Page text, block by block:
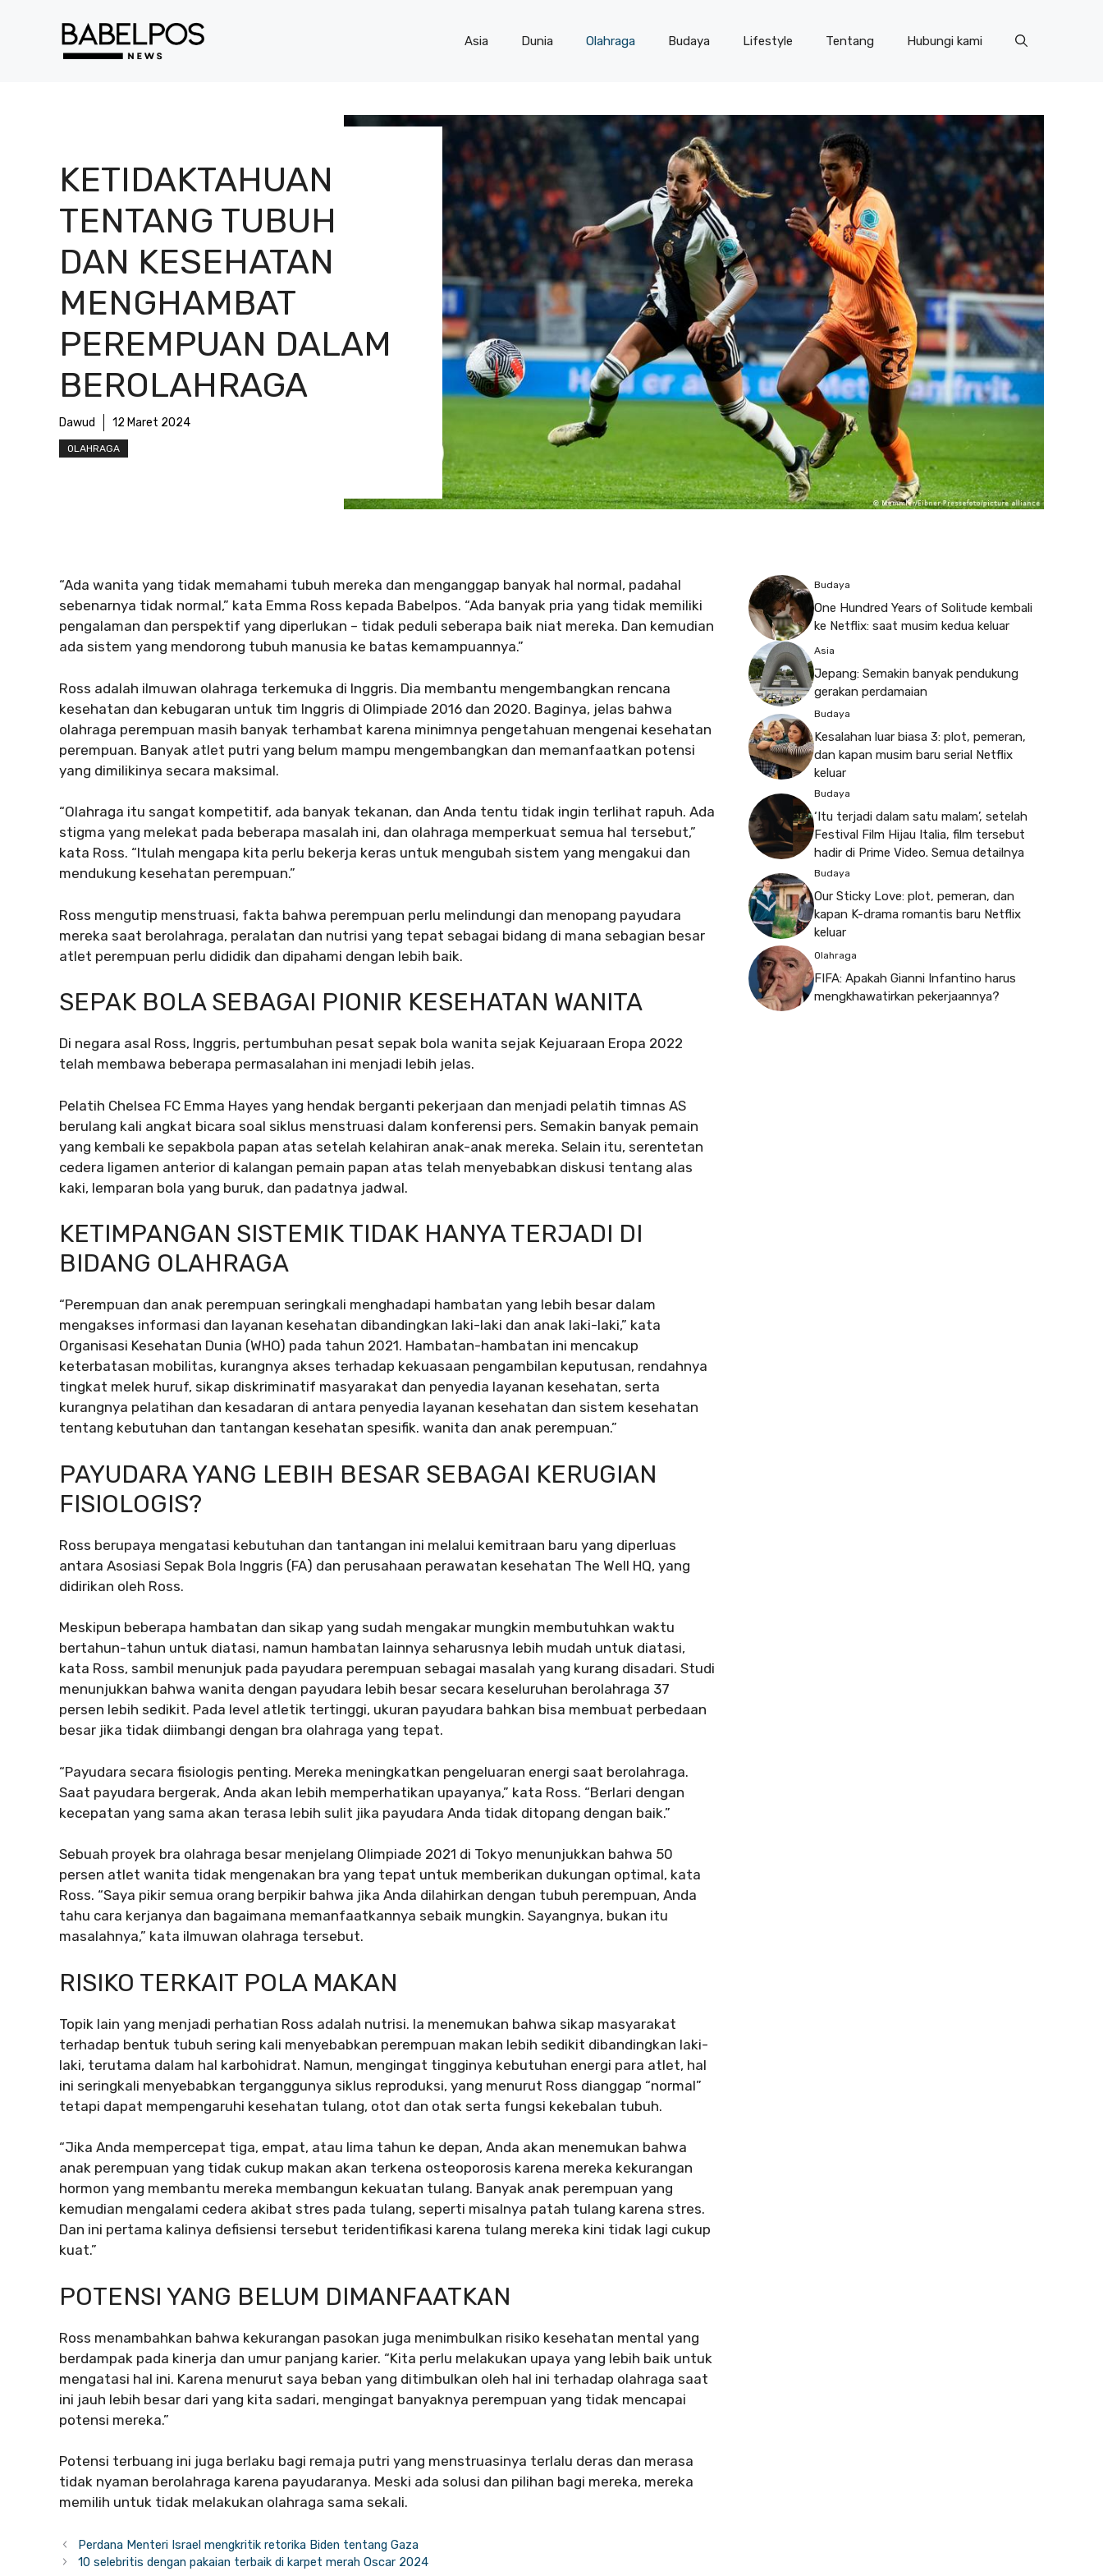
Asia Dunia Olahraga Budaya Lifestyle Tentang Hubungi kami
KETIDAKTAHUAN
TENTANG TUBUH
DAN KESEHATAN
MENGHAMBAT
PEREMPUAN DALAM
BEROLAHRAGA
Dawud 12 Maret 2024
OLAHRAGA
“Ada wanita yang tidak memahami tubuh mereka dan menganggap banyak hal normal, padahal
sebenarnya tidak normal,” kata Emma Ross kepada Babelpos. “Ada banyak pria yang tidak memiliki
pengalaman dan perspektif yang diperlukan – tidak peduli seberapa baik niat mereka. Dan kemudian
ada sistem yang mendorong tubuh manusia ke batas kemampuannya.”
Ross adalah ilmuwan olahraga terkemuka di Inggris. Dia membantu mengembangkan rencana
kesehatan dan kebugaran untuk tim Inggris di Olimpiade 2016 dan 2020. Baginya, jelas bahwa
olahraga perempuan masih banyak terhambat karena minimnya pengetahuan mengenai kesehatan
perempuan. Banyak atlet putri yang belum mampu mengembangkan dan memanfaatkan potensi
yang dimilikinya secara maksimal.
“Olahraga itu sangat kompetitif, ada banyak tekanan, dan Anda tentu tidak ingin terlihat rapuh. Ada
stigma yang melekat pada beberapa masalah ini, dan olahraga memperkuat semua hal tersebut,”
kata Ross. “Itulah mengapa kita perlu bekerja keras untuk mengubah sistem yang mengakui dan
mendukung kesehatan perempuan.”
Ross mengutip menstruasi, fakta bahwa perempuan perlu melindungi dan menopang payudara
mereka saat berolahraga, peralatan dan nutrisi yang tepat sebagai bidang di mana sebagian besar
atlet perempuan perlu dididik dan dipahami dengan lebih baik.
SEPAK BOLA SEBAGAI PIONIR KESEHATAN WANITA
Di negara asal Ross, Inggris, pertumbuhan pesat sepak bola wanita sejak Kejuaraan Eropa 2022
telah membawa beberapa permasalahan ini menjadi lebih jelas.
Pelatih Chelsea FC Emma Hayes yang hendak berganti pekerjaan dan menjadi pelatih timnas AS
berulang kali angkat bicara soal siklus menstruasi dalam konferensi pers. Semakin banyak pemain
yang kembali ke sepakbola papan atas setelah kelahiran anak-anak mereka. Selain itu, serentetan
cedera ligamen anterior di kalangan pemain papan atas telah menyebabkan diskusi tentang alas
kaki, lemparan bola yang buruk, dan padatnya jadwal.
KETIMPANGAN SISTEMIK TIDAK HANYA TERJADI DI
BIDANG OLAHRAGA
“Perempuan dan anak perempuan seringkali menghadapi hambatan yang lebih besar dalam
mengakses informasi dan layanan kesehatan dibandingkan laki-laki dan anak laki-laki,” kata
Organisasi Kesehatan Dunia (WHO) pada tahun 2021. Hambatan-hambatan ini mencakup
keterbatasan mobilitas, kurangnya akses terhadap kekuasaan pengambilan keputusan, rendahnya
tingkat melek huruf, sikap diskriminatif masyarakat dan penyedia layanan kesehatan, serta
kurangnya pelatihan dan kesadaran di antara penyedia layanan kesehatan dan sistem kesehatan
tentang kebutuhan dan tantangan kesehatan spesifik. wanita dan anak perempuan.”
PAYUDARA YANG LEBIH BESAR SEBAGAI KERUGIAN
FISIOLOGIS?
Ross berupaya mengatasi kebutuhan dan tantangan ini melalui kemitraan baru yang diperluas
antara Asosiasi Sepak Bola Inggris (FA) dan perusahaan perawatan kesehatan The Well HQ, yang
didirikan oleh Ross.
Meskipun beberapa hambatan dan sikap yang sudah mengakar mungkin membutuhkan waktu
bertahun-tahun untuk diatasi, namun hambatan lainnya seharusnya lebih mudah untuk diatasi,
kata Ross, sambil menunjuk pada payudara perempuan sebagai masalah yang kurang disadari. Studi
menunjukkan bahwa wanita dengan payudara lebih besar secara keseluruhan berolahraga 37
persen lebih sedikit. Pada level atletik tertinggi, ukuran payudara bahkan bisa membuat perbedaan
besar jika tidak diimbangi dengan bra olahraga yang tepat.
“Payudara secara fisiologis penting. Mereka meningkatkan pengeluaran energi saat berolahraga.
Saat payudara bergerak, Anda akan lebih memperhatikan upayanya,” kata Ross. “Berlari dengan
kecepatan yang sama akan terasa lebih sulit jika payudara Anda tidak ditopang dengan baik.”
Sebuah proyek bra olahraga besar menjelang Olimpiade 2021 di Tokyo menunjukkan bahwa 50
persen atlet wanita tidak mengenakan bra yang tepat untuk memberikan dukungan optimal, kata
Ross. “Saya pikir semua orang berpikir bahwa jika Anda dilahirkan dengan tubuh perempuan, Anda
tahu cara kerjanya dan bagaimana memanfaatkannya sebaik mungkin. Sayangnya, bukan itu
masalahnya,” kata ilmuwan olahraga tersebut.
RISIKO TERKAIT POLA MAKAN
Topik lain yang menjadi perhatian Ross adalah nutrisi. Ia menemukan bahwa sikap masyarakat
terhadap bentuk tubuh sering kali menyebabkan perempuan makan lebih sedikit dibandingkan laki-
laki, terutama dalam hal karbohidrat. Namun, mengingat tingginya kebutuhan energi para atlet, hal
ini seringkali menyebabkan terganggunya siklus reproduksi, yang menurut Ross dianggap “normal”
tetapi dapat mempengaruhi kesehatan tulang, otot dan otak serta fungsi kekebalan tubuh.
“Jika Anda mempercepat tiga, empat, atau lima tahun ke depan, Anda akan menemukan bahwa
anak perempuan yang tidak cukup makan akan terkena osteoporosis karena mereka kekurangan
hormon yang membantu mereka membangun kekuatan tulang. Banyak anak perempuan yang
kemudian mengalami cedera akibat stres pada tulang, seperti misalnya patah tulang karena stres.
Dan ini pertama kalinya defisiensi tersebut teridentifikasi karena tulang mereka kini tidak lagi cukup
kuat.”
POTENSI YANG BELUM DIMANFAATKAN
Ross menambahkan bahwa kekurangan pasokan juga menimbulkan risiko kesehatan mental yang
berdampak pada kinerja dan umur panjang karier. “Kita perlu melakukan upaya yang lebih baik untuk
mengatasi hal ini. Karena menurut saya beban yang ditimbulkan oleh hal ini terhadap olahraga saat
ini jauh lebih besar dari yang kita sadari, mengingat banyaknya perempuan yang tidak mencapai
potensi mereka.”
Potensi terbuang ini juga berlaku bagi remaja putri yang menstruasinya terlalu deras dan merasa
tidak nyaman berolahraga karena payudaranya. Meski ada solusi dan pilihan bagi mereka, mereka
memilih untuk tidak melakukan olahraga sama sekali.
Perdana Menteri Israel mengkritik retorika Biden tentang Gaza
10 selebritis dengan pakaian terbaik di karpet merah Oscar 2024
Budaya
One Hundred Years of Solitude kembali
ke Netflix: saat musim kedua keluar
Asia
Jepang: Semakin banyak pendukung
gerakan perdamaian
Budaya
Kesalahan luar biasa 3: plot, pemeran,
dan kapan musim baru serial Netflix
keluar
Budaya
‘Itu terjadi dalam satu malam’, setelah
Festival Film Hijau Italia, film tersebut
hadir di Prime Video. Semua detailnya
Budaya
Our Sticky Love: plot, pemeran, dan
kapan K-drama romantis baru Netflix
keluar
Olahraga
FIFA: Apakah Gianni Infantino harus
mengkhawatirkan pekerjaannya?